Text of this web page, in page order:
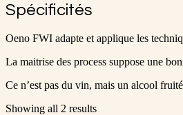
Spécificités
Oeno FWI adapte et applique les
La maitrise des process suppose une
Ce n’est pas du vin, mais un alcool
Showing all 2 results